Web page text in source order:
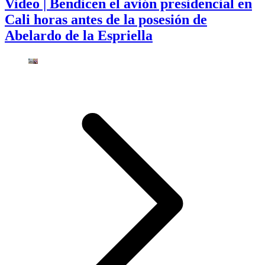
Video | Bendicen el avión presidencial en
Cali horas antes de la posesión de
Abelardo de la Espriella